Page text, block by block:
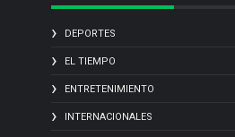
DEPORTES
EL TIEMPO
ENTRETENIMIENTO
INTERNACIONALES